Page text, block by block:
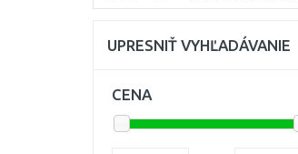
UPRESNIŤ VYHĽADÁVANIE
CENA